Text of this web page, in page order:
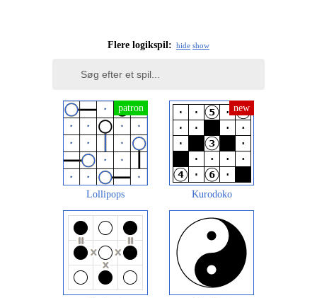
Flere logikspil: hide show
Lollipops Kurodoko